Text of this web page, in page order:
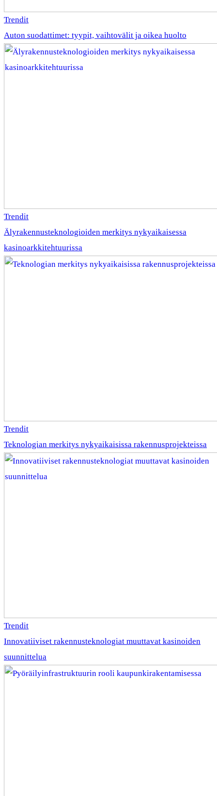
Trendit
Auton suodattimet: tyypit, vaihtovälit ja oikea huolto
Trendit
Älyrakennusteknologioiden merkitys nykyaikaisessa
kasinoarkkitehtuurissa
Trendit
Teknologian merkitys nykyaikaisissa rakennusprojekteissa
Trendit
Innovatiiviset rakennusteknologiat muuttavat kasinoiden
suunnittelua